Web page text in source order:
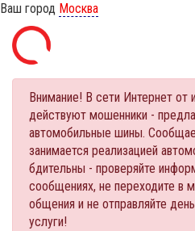
Ваш город Москва
Внимание! В сети Интернет
действуют мошенники -
автомобильные шины.
занимается реализацией
бдительны - проверяйте
сообщениях, не переходите в
общения и не отправляйте
услуги!